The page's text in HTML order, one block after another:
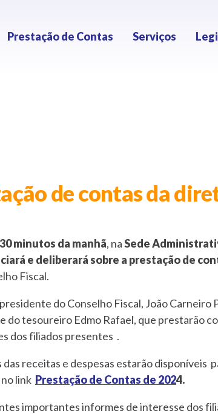
Prestação de Contas Serviços
de contas da
minutos da manhã, naSede
e deliberará sobre a prestação de
Fiscal.
do Conselho Fiscal, João
tesoureiro Edmo Rafael, que prestarão
dos filiados presentes .
receitas e despesas estarão disponíveis
link Prestação de Contas de 2024.
importantes informes de interesse dos